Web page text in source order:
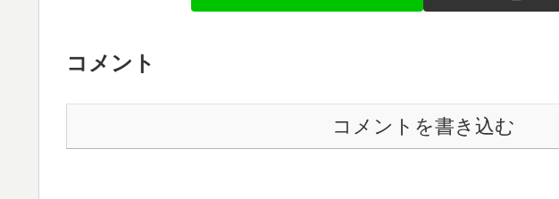
コメント
コメントを書き込む